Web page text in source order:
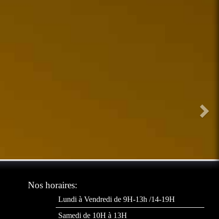
Nos horaires:
Lundi à Vendredi de 9H-13h /14-19H
Samedi de 10H à 13H